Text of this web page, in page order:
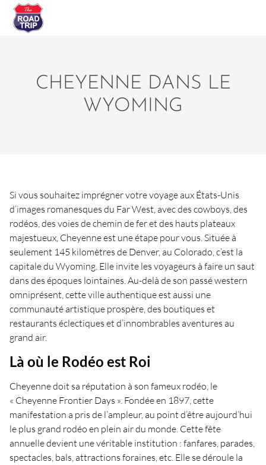
CHEYENNE DANS LE
WYOMING
Si vous souhaitez imprégner votre voyage aux États-Unis
d’images romanesques du Far West, avec des cowboys, des
rodéos, des voies de chemin de fer et des hauts plateaux
majestueux, Cheyenne est une étape pour vous. Située à
seulement 145 kilomètres de Denver, au Colorado, c’est la
capitale du Wyoming. Elle invite les voyageurs à faire un saut
dans des époques lointaines. Au-delà de son passé western
omniprésent, cette ville authentique est aussi une
communauté artistique prospère, des boutiques et
restaurants éclectiques et d’innombrables aventures au
grand air.
Là où le Rodéo est Roi
Cheyenne doit sa réputation à son fameux rodéo, le
« Cheyenne Frontier Days ». Fondée en 1897, cette
manifestation a pris de l’ampleur, au point d’être aujourd’hui
le plus grand rodéo en plein air du monde. Cette fête
annuelle devient une véritable institution : fanfares, parades,
spectacles, bals, attractions foraines, etc. Elle se déroule la